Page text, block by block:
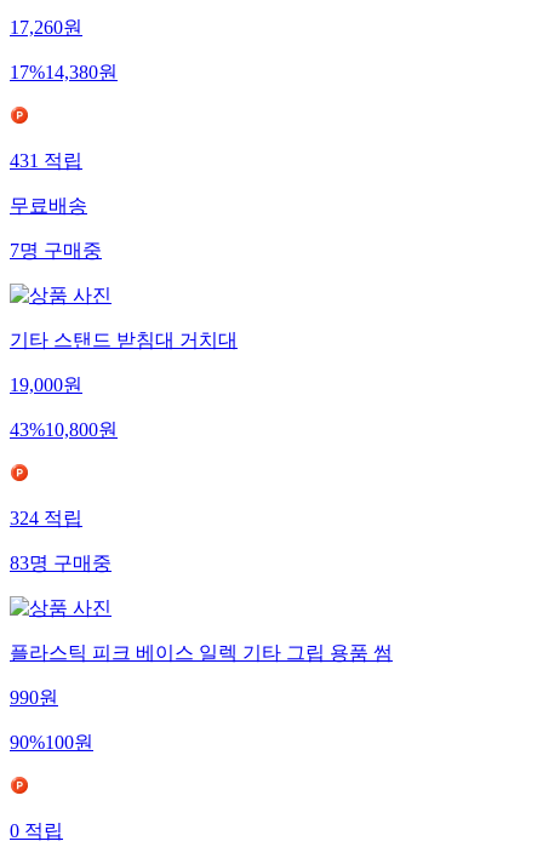
17,260원
17%14,380원
431 적립
무료배송
7명 구매중
기타 스탠드 받침대 거치대
19,000원
43%10,800원
324 적립
83명 구매중
플라스틱 피크 베이스 일렉 기타 그립 용품 썸
990원
90%100원
0 적립